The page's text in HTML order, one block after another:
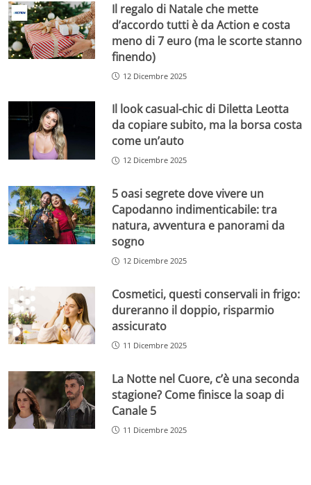
Il regalo di Natale che mette
d’accordo tutti è da Action e costa
meno di 7 euro (ma le scorte stanno
finendo)
12 Dicembre 2025
Il look casual-chic di Diletta Leotta
da copiare subito, ma la borsa costa
come un’auto
12 Dicembre 2025
5 oasi segrete dove vivere un
Capodanno indimenticabile: tra
natura, avventura e panorami da
sogno
12 Dicembre 2025
Cosmetici, questi conservali in frigo:
dureranno il doppio, risparmio
assicurato
11 Dicembre 2025
La Notte nel Cuore, c’è una seconda
stagione? Come finisce la soap di
Canale 5
11 Dicembre 2025